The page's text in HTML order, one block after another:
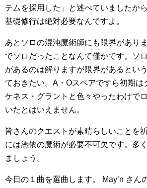
テムを採用した」と述べていましたか
基礎修行は絶対必要なんですよ。
あとソロの混沌魔術師にも限界があり
でソロだったことなんて僅かです。ソ
があるのは解りますが限界があるとい
ておきたい。A・Oスペアですら初期は
ケネス・グラントと色々やったわけで
いたとはいえません。
皆さんのクエストが素晴らしいことを
には憑依の魔術が必要不可欠です。多
ましょう。
今日の１曲を選曲します。 May’n さん